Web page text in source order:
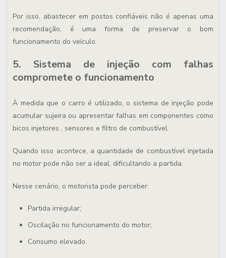
Por isso, abastecer em postos confiáveis não é apenas uma
recomendação, é uma forma de preservar o bom
funcionamento do veículo.
5. Sistema de injeção com falhas
compromete o funcionamento
À medida que o carro é utilizado, o sistema de injeção pode
acumular sujeira ou apresentar falhas em componentes como
bicos injetores , sensores e filtro de combustível.
Quando isso acontece, a quantidade de combustível injetada
no motor pode não ser a ideal, dificultando a partida.
Nesse cenário, o motorista pode perceber:
Partida irregular;
Oscilação no funcionamento do motor;
Consumo elevado.